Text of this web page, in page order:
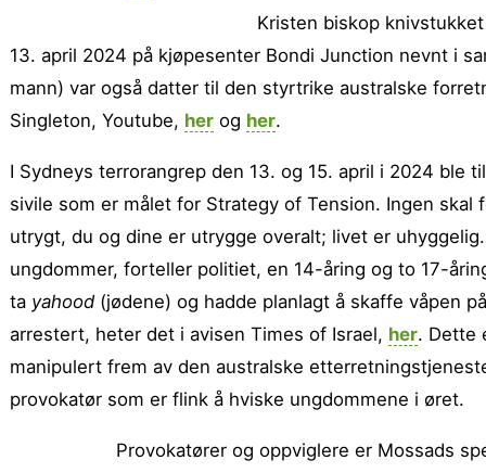
Kristen biskop
13. april 2024 på kjøpesenter Bondi Junction nevnt i
mann) var også datter til den styrtrike australske
Singleton, Youtube, her og her.
I Sydneys terrorangrep den 13. og 15. april i 2024 ble
sivile som er målet for Strategy of Tension. Ingen
utrygt, du og dine er utrygge overalt; livet er
ungdommer, forteller politiet, en 14-åring og to 17-
ta yahood(jødene) og hadde planlagt å skaffe våpen
arrestert, heter det i avisen Times of Israel, her. Dette
manipulert frem av den australske
provokatør som er flink å hviske ungdommene i øret.
Provokatører og oppviglere er Mossads